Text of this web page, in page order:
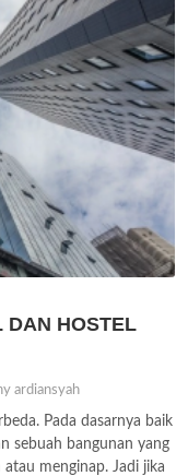
DAN HOSTEL
ardiansyah
Pada dasarnya baik
sebuah bangunan yang
menginap. Jadi jika